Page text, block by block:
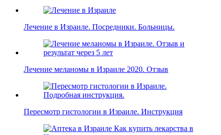
Лечение в Израиле. Посредники. Больницы.
Лечение меланомы в Израиле 2020. Отзыв
Пересмотр гистологии в Израиле. Инструкция